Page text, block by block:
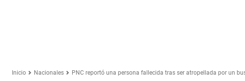
Inicio Nacionales PNC reportó una persona fallecida tras ser atropellada por un